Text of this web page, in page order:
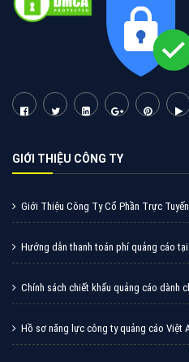
GIỚI THIỆU CÔNG TY
Giới Thiệu Công Ty Cổ Phần Trực
Hướng dẫn thanh toán phí quảng cáo
Chính sách chiết khấu quảng cáo dành
Hồ sơ năng lực công ty quảng cáo Việt